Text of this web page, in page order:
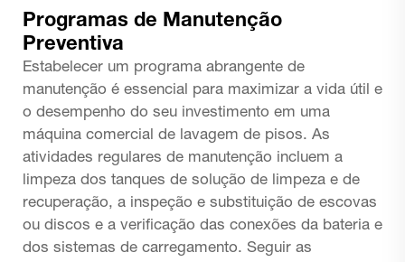
Programas de Manutenção
Preventiva
Estabelecer um programa abrangente de
manutenção é essencial para maximizar a vida útil e
o desempenho do seu investimento em uma
máquina comercial de lavagem de pisos. As
atividades regulares de manutenção incluem a
limpeza dos tanques de solução de limpeza e de
recuperação, a inspeção e substituição de escovas
ou discos e a verificação das conexões da bateria e
dos sistemas de carregamento. Seguir as